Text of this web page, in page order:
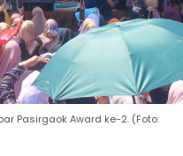
Pasirgaok Award ke-2. (Foto: